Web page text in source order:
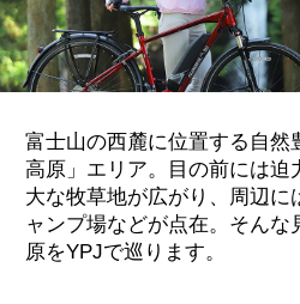
富士山の西麓に位置する自然
高原」エリア。目の前には迫
大な牧草地が広がり、周辺に
ャンプ場などが点在。そんな
原をYPJで巡ります。